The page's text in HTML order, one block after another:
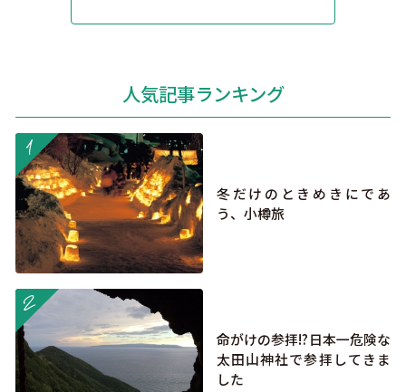
人気記事ランキング
冬だけのときめきにであ
う、小樽旅
more
命がけの参拝!?日本一危険な
太田山神社で参拝してきま
した
more